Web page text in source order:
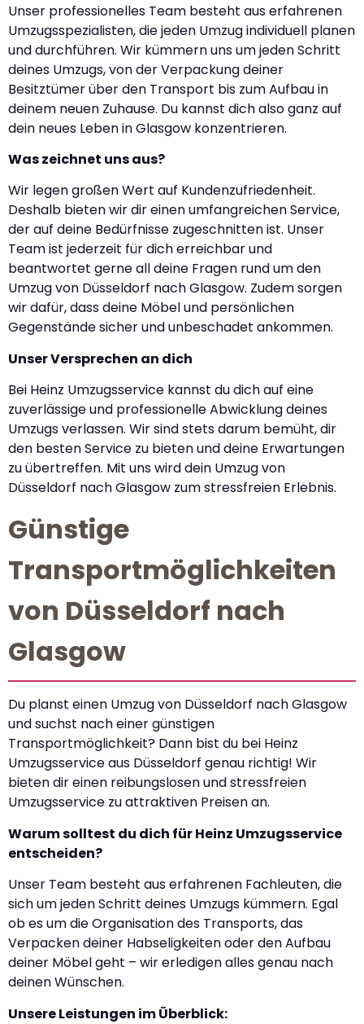
Unser professionelles Team besteht aus erfahrenen
Umzugsspezialisten, die jeden Umzug individuell planen
und durchführen. Wir kümmern uns um jeden Schritt
deines Umzugs, von der Verpackung deiner
Besitztümer über den Transport bis zum Aufbau in
deinem neuen Zuhause. Du kannst dich also ganz auf
dein neues Leben in Glasgow konzentrieren.
Was zeichnet uns aus?
Wir legen großen Wert auf Kundenzufriedenheit.
Deshalb bieten wir dir einen umfangreichen Service,
der auf deine Bedürfnisse zugeschnitten ist. Unser
Team ist jederzeit für dich erreichbar und
beantwortet gerne all deine Fragen rund um den
Umzug von Düsseldorf nach Glasgow. Zudem sorgen
wir dafür, dass deine Möbel und persönlichen
Gegenstände sicher und unbeschadet ankommen.
Unser Versprechen an dich
Bei Heinz Umzugsservice kannst du dich auf eine
zuverlässige und professionelle Abwicklung deines
Umzugs verlassen. Wir sind stets darum bemüht, dir
den besten Service zu bieten und deine Erwartungen
zu übertreffen. Mit uns wird dein Umzug von
Düsseldorf nach Glasgow zum stressfreien Erlebnis.
Günstige
Transportmöglichkeiten
von Düsseldorf nach
Glasgow
Du planst einen Umzug von Düsseldorf nach Glasgow
und suchst nach einer günstigen
Transportmöglichkeit? Dann bist du bei Heinz
Umzugsservice aus Düsseldorf genau richtig! Wir
bieten dir einen reibungslosen und stressfreien
Umzugsservice zu attraktiven Preisen an.
Warum solltest du dich für Heinz Umzugsservice
entscheiden?
Unser Team besteht aus erfahrenen Fachleuten, die
sich um jeden Schritt deines Umzugs kümmern. Egal
ob es um die Organisation des Transports, das
Verpacken deiner Habseligkeiten oder den Aufbau
deiner Möbel geht – wir erledigen alles genau nach
deinen Wünschen.
Unsere Leistungen im Überblick: